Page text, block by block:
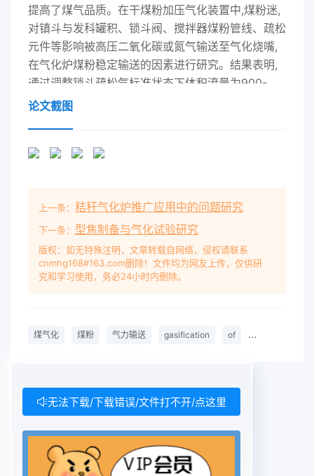
提高了煤气品质。在干煤粉加压气化装置中,煤粉迷,
对镇斗与发科罐积、锁斗阀、搅拌器煤粉管线、疏松
元件等影响被高压二氧化碳或氮气输送至气化烧嘴,
在气化炉煤粉稳定输送的因素进行研究。结果表明,
通过调整锁斗疏松气标准状态下体积流量为900-
1200m加h,在疏松气管线上设置旁路,下料内发生部
管合在产出的粗煤气中,通过低温甲醇处理又被分离
牌干煤粉气为260μm,实现了煤粉密相输送系统质量
流量波动幅度小于5%。化及中国航天干煤粉气化的
煤粉发料罐均采用下出关键词:煤气化;煤粉;气力输送
料方式气力输送供煤,而GSP( gaskombinat
schwarze中图分类号:TQ536文献标志码:A文章编
技术是20世纪70年代末,前民主Conveying Problem
2005年引进5台Pulverized Coal and optimizing
measuresGSP干煤粉气化炉(6,2008年开工建
设,2010年装MA Yinjian, LUO Chuntao, JING
Yunhuan, WUYue置实现投料运行,煤粉的稳定输送
一直是影响气化炉稳定运行的核心问题。本文中通过
论文截图
上一条： 秸秆气化炉推广应用中的问题研究
下一条： 型焦制备与气化试验研究
版权：如无特殊注明，文章转载自网络，侵权请联系
cnmhg168#163.com删除！文件均为网友上传，仅供研
究和学习使用，务必24小时内删除。
煤气化 煤粉 气力输送 gasification of coal
无法下载/下载错误/文件打不开/点这里